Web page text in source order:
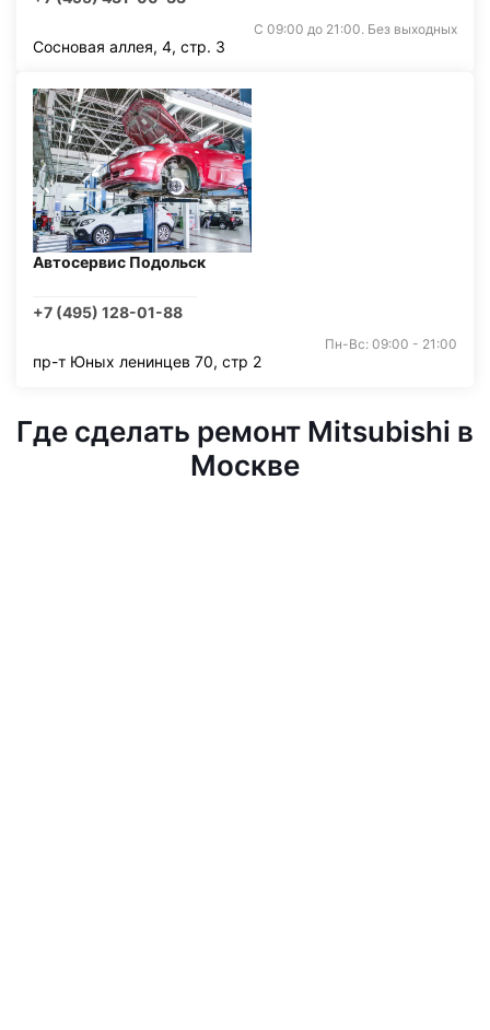
С 09:00 до 21:00. Без выходных
Сосновая аллея, 4, стр. 3
Автосервис Подольск
+7 (495) 128-01-88
Пн-Вс: 09:00 - 21:00
пр-т Юных ленинцев 70, стр 2
Где сделать ремонт Mitsubishi в
Москве